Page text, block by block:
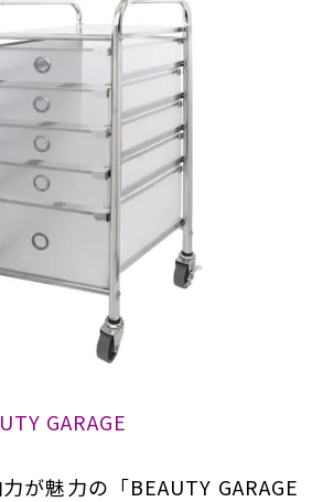
GARAGE
が魅力の「BEAUTY GARAGE